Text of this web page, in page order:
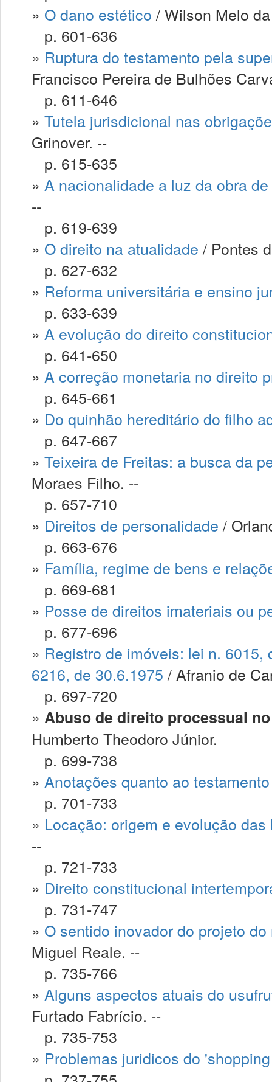
» O dano estético / Wilson Melo
p. 601-636
» Ruptura do testamento pela
Francisco Pereira de Bulhões
p. 611-646
» Tutela jurisdicional nas
Grinover. --
p. 615-635
» A nacionalidade a luz da obra
--
p. 619-639
» O direito na atualidade / Pontes
p. 627-632
» Reforma universitária e ensino
p. 633-639
» A evolução do direito
p. 641-650
» A correção monetaria no direito
p. 645-661
» Do quinhão hereditário do filho
p. 647-667
» Teixeira de Freitas: a busca da
Moraes Filho. --
p. 657-710
» Direitos de personalidade /
p. 663-676
» Família, regime de bens e
p. 669-681
» Posse de direitos imateriais ou
p. 677-696
» Registro de imóveis: lei n.
6216, de 30.6.1975 / Afranio de
p. 697-720
» Abuso de direito processual
Humberto Theodoro Júnior.
p. 699-738
» Anotações quanto ao testamento
p. 701-733
» Locação: origem e evolução
--
p. 721-733
» Direito constitucional
p. 731-747
» O sentido inovador do projeto
Miguel Reale. --
p. 735-766
» Alguns aspectos atuais do
Furtado Fabrício. --
p. 735-753
» Problemas juridicos do